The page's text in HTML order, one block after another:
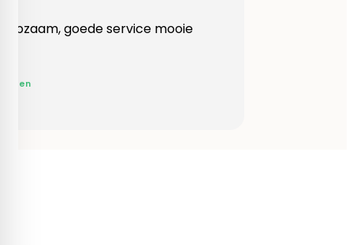
Heel behulpzaam, goede service mooie
Yvonne Claessen